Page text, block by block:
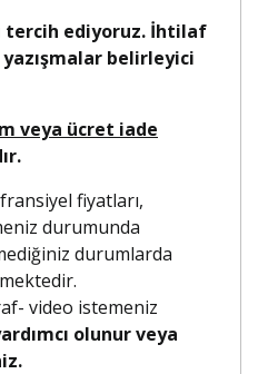
tercih ediyoruz. İhtilaf
belirleyici
veya ücret iade
fiyatları,
durumunda
durumlarda
video istemeniz
olunur veya